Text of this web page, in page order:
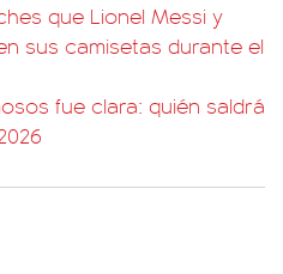
que Lionel Messi y
sus camisetas durante el
fue clara: quién saldrá